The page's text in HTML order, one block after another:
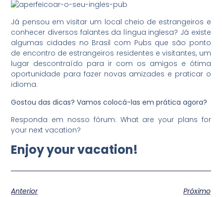
Já pensou em visitar um local cheio de estrangeiros e
conhecer diversos falantes da língua inglesa? Já existe
algumas cidades no Brasil com Pubs que são ponto
de encontro de estrangeiros residentes e visitantes, um
lugar descontraído para ir com os amigos e ótima
oportunidade para fazer novas amizades e praticar o
idioma.
Gostou das dicas?Vamos colocá-las em prática agora?
Responda em nosso fórum: What are your plans for
your next vacation?
Enjoy your vacation!
Anterior Próximo